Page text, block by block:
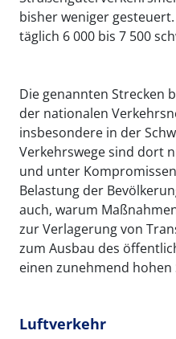
bisher weniger
täglich 6 000 bis 7 500
Die genannten Strecken
der nationalen
insbesondere in der
Verkehrswege sind dort
und unter
Belastung der
auch, warum
zur Verlagerung von
zum Ausbau des
einen zunehmend
Luftverkehr